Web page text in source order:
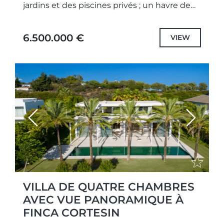
jardins et des piscines privés ; un havre de
non seulement...
6.500.000 € VIEW
Previous Next
VILLA DE QUATRE CHAMBRES
AVEC VUE PANORAMIQUE À
FINCA CORTESIN